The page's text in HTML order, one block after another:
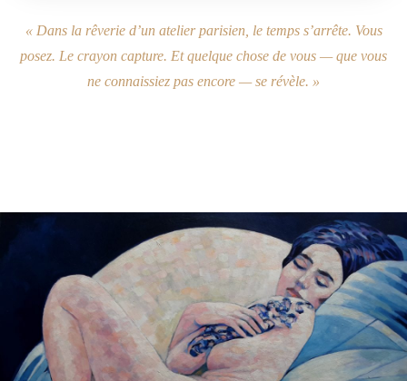
« Dans la rêverie d’un atelier parisien, le temps s’arrête. Vous
posez. Le crayon capture. Et quelque chose de vous — que vous
ne connaissiez pas encore — se révèle. »